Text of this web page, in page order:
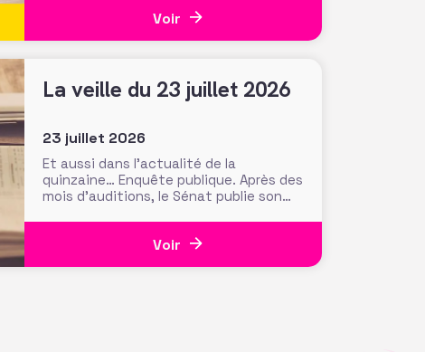
pose une question cruciale : la
Voir
La veille du 23 juillet 2026
23 juillet 2026
Et aussi dans l’actualité de la
quinzaine… Enquête publique. Après des
mois d’auditions, le Sénat publie son
s’interroge sur leur influence
Voir